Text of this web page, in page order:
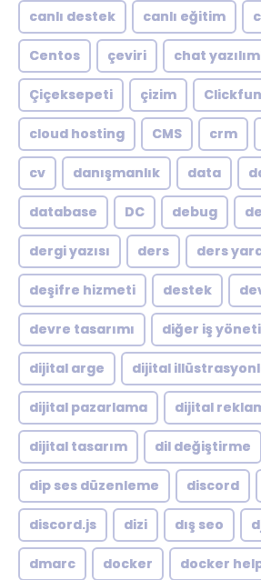
canlı destek canlı eğitim
Centos çeviri chat
Çiçeksepeti çizim
cloud hosting CMS crm
cv danışmanlık data
database DC debug
dergi yazısı ders ders
deşifre hizmeti destek
devre tasarımı diğer iş
dijital arge dijital
dijital pazarlama dijital
dijital tasarım dil değiştirme
dip ses düzenleme discord
discord.js dizi dış seo
dmarc docker docker